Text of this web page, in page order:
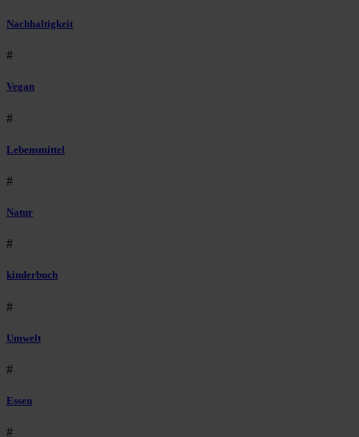
Nachhaltigkeit
#
Vegan
#
Lebensmittel
#
Natur
#
kinderbuch
#
Umwelt
#
Essen
#